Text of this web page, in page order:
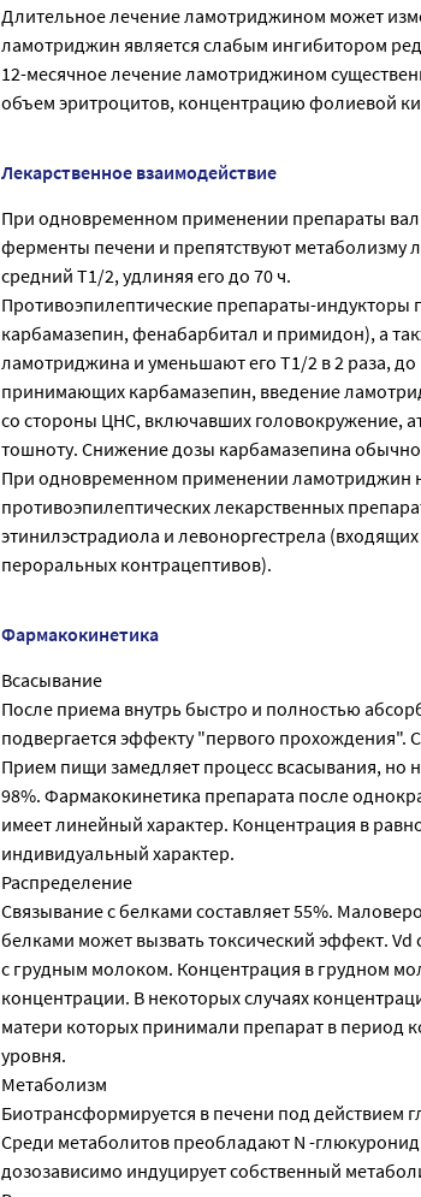
Длительное лечение ламотриджином может
ламотриджин является слабым ингибитором
12-месячное лечение ламотриджином
объем эритроцитов, концентрацию фолиевой
Лекарственное взаимодействие
При одновременном применении препараты
ферменты печени и препятствуют метаболизму
средний T1/2, удлиняя его до 70 ч.
Противоэпилептические препараты-
карбамазепин, фенабарбитал и примидон), а
ламотриджина и уменьшают его T1/2 в 2 раза,
принимающих карбамазепин, введение
со стороны ЦНС, включавших головокружение,
тошноту. Снижение дозы карбамазепина
При одновременном применении ламотриджин
противоэпилептических лекарственных
этинилэстрадиола и левоноргестрела
пероральных контрацептивов).
Фармакокинетика
Всасывание
После приема внутрь быстро и полностью
подвергается эффекту "первого прохождения".
Прием пищи замедляет процесс всасывания, но
98%. Фармакокинетика препарата после
имеет линейный характер. Концентрация в
индивидуальный характер.
Распределение
Связывание с белками составляет 55%.
белками может вызвать токсический эффект. Vd
с грудным молоком. Концентрация в грудном
концентрации. В некоторых случаях
матери которых принимали препарат в период
уровня.
Метаболизм
Биотрансформируется в печени под
Среди метаболитов преобладают N -
дозозависимо индуцирует собственный